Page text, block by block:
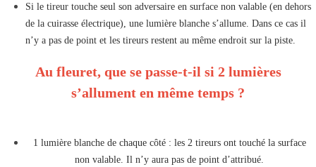
Si le tireur touche seul son adversaire en surface non valable (en dehors
de la cuirasse électrique), une lumière blanche s’allume. Dans ce cas il
n’y a pas de point et les tireurs restent au même endroit sur la piste.
Au fleuret, que se passe-t-il si 2 lumières
s’allument en même temps ?
1 lumière blanche de chaque côté : les 2 tireurs ont touché la surface
non valable. Il n’y aura pas de point d’attribué.